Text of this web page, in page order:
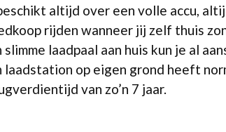
altijd over een volle accu,
rijden wanneer jij zelf thuis
slimme laadpaal aan huis kun je al
laadstation op eigen grond heeft
van zo’n 7 jaar.